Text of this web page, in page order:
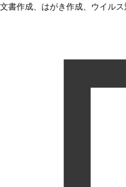
文書作成、はがき作成、ウイル